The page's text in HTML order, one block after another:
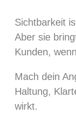
Sichtbarkeit
Aber sie
Kunden,
Mach dein
Haltung,
wirkt.